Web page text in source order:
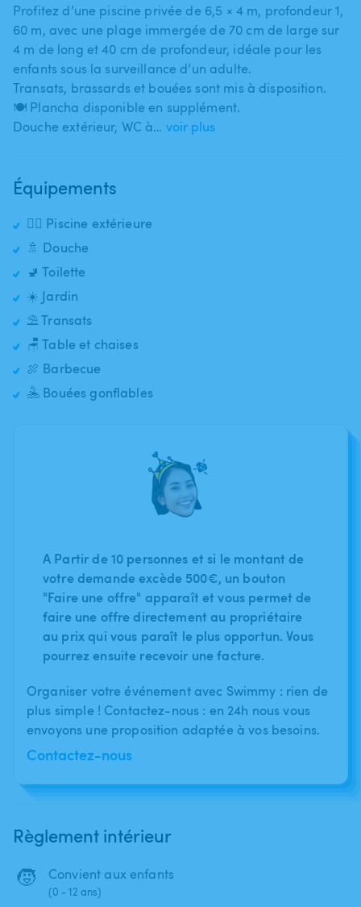
Profitez d’une piscine privée de 6​,​5 × 4 m​,​ profondeur 1​,​
60 m​,​ avec une plage immergée de 70 cm de large sur
4 m de long et 40 cm de profondeur​,​ idéale pour les
enfants sous la surveillance d’un adulte.
Transats​,​ brassards et bouées sont mis à disposition.
🍽️ Plancha disponible en supplément.
Douche extérieur​,​ WC à… voir plus
Équipements
🏊‍♂️ Piscine extérieure
🚿 Douche
🚽 Toilette
☀️ Jardin
⛱️ Transats
🪑 Table et chaises
🍖 Barbecue
🤽 Bouées gonflables
A Partir de 10 personnes et si le montant de
votre demande excède 500€, un bouton
"Faire une offre" apparaît et vous permet de
faire une offre directement au propriétaire
au prix qui vous paraît le plus opportun. Vous
pourrez ensuite recevoir une facture.
Organiser votre événement avec Swimmy : rien de
plus simple ! Contactez-nous : en 24h nous vous
envoyons une proposition adaptée à vos besoins.
Contactez-nous
Règlement intérieur
🧒 Convient aux enfants
(0 - 12 ans)